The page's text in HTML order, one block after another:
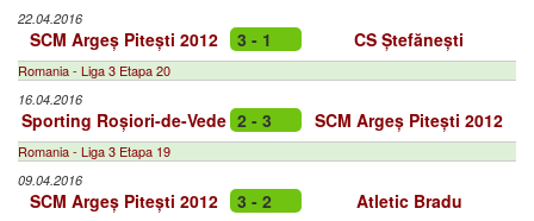
22.04.2016
SCM Argeș Pitești 2012 3 - 1 CS Ștefănești
Romania - Liga 3 Etapa 20
16.04.2016
Sporting Roșiori-de-Vede 2 - 3 SCM Argeș Pitești 2012
Romania - Liga 3 Etapa 19
09.04.2016
SCM Argeș Pitești 2012 3 - 2 Atletic Bradu